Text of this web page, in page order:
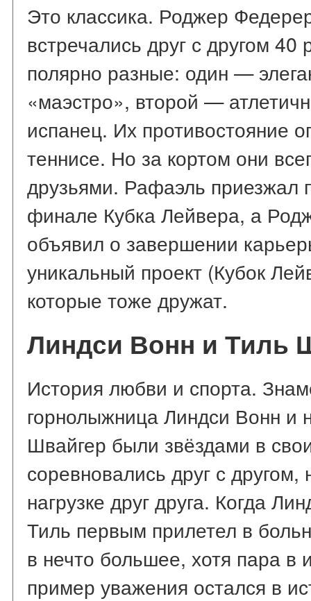
Это классика. Роджер
встречались друг с другом
полярно разные: один —
«маэстро», второй —
испанец. Их противостояние
теннисе. Но за кортом они
друзьями. Рафаэль приезжал
финале Кубка Лейвера, а
объявил о завершении
уникальный проект (Кубок
которые тоже дружат.
Линдси Вонн и Тиль
История любви и спорта.
горнолыжница Линдси Вонн и
Швайгер были звёздами в
соревновались друг с
нагрузке друг друга. Когда
Тиль первым прилетел в
в нечто большее, хотя пара в
пример уважения остался в